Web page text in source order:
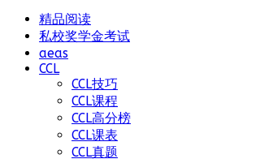
精品阅读
私校奖学金考试
aeas
CCL
CCL技巧
CCL课程
CCL高分榜
CCL课表
CCL真题